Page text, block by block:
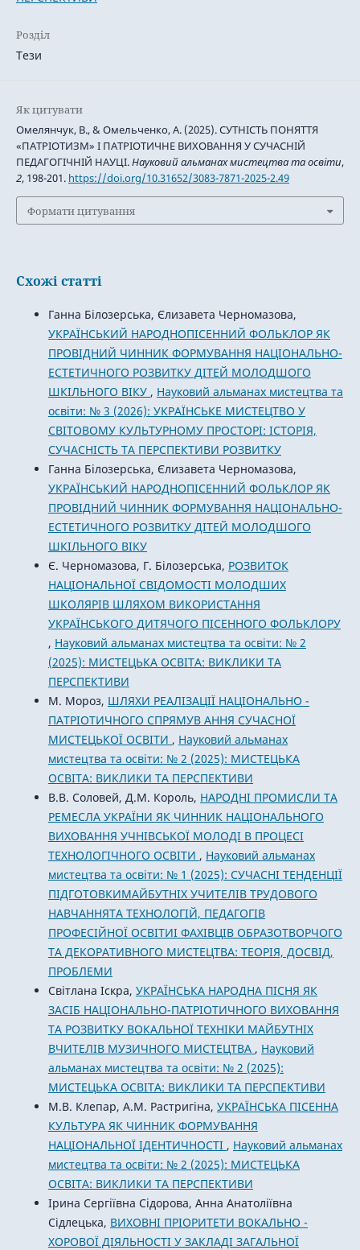
Розділ
Тези
Як цитувати
Омелянчук, В., & Омельченко, А. (2025). СУТНІСТЬ ПОНЯТТЯ
«ПАТРІОТИЗМ» І ПАТРІОТИЧНЕ ВИХОВАННЯ У СУЧАСНІЙ
ПЕДАГОГІЧНІЙ НАУЦІ.Науковий альманах мистецтва та освіти,
2, 198-201. https://doi.org/10.31652/3083-7871-2025-2.49
Формати цитування
Схожі статті
Ганна Білозерська, Єлизавета Черномазова,
УКРАЇНСЬКИЙ НАРОДНОПІСЕННИЙ ФОЛЬКЛОР ЯК
ПРОВІДНИЙ ЧИННИК ФОРМУВАННЯ НАЦІОНАЛЬНО-
ЕСТЕТИЧНОГО РОЗВИТКУ ДІТЕЙ МОЛОДШОГО
ШКІЛЬНОГО ВІКУ , Науковий альманах мистецтва та
освіти: № 3 (2026): УКРАЇНСЬКЕ МИСТЕЦТВО У
СВІТОВОМУ КУЛЬТУРНОМУ ПРОСТОРІ: ІСТОРІЯ,
СУЧАСНІСТЬ ТА ПЕРСПЕКТИВИ РОЗВИТКУ
Ганна Білозерська, Єлизавета Черномазова,
УКРАЇНСЬКИЙ НАРОДНОПІСЕННИЙ ФОЛЬКЛОР ЯК
ПРОВІДНИЙ ЧИННИК ФОРМУВАННЯ НАЦІОНАЛЬНО-
ЕСТЕТИЧНОГО РОЗВИТКУ ДІТЕЙ МОЛОДШОГО
ШКІЛЬНОГО ВІКУ
Є. Черномазова, Г. Білозерська, РОЗВИТОК
НАЦІОНАЛЬНОЇ СВІДОМОСТІ МОЛОДШИХ
ШКОЛЯРІВ ШЛЯХОМ ВИКОРИСТАННЯ
УКРАЇНСЬКОГО ДИТЯЧОГО ПІСЕННОГО ФОЛЬКЛОРУ
, Науковий альманах мистецтва та освіти: № 2
(2025): МИСТЕЦЬКА ОСВІТА: ВИКЛИКИ ТА
ПЕРСПЕКТИВИ
М. Мороз, ШЛЯХИ РЕАЛІЗАЦІЇ НАЦІОНАЛЬНО -
ПАТРІОТИЧНОГО СПРЯМУВ АННЯ СУЧАСНОЇ
МИСТЕЦЬКОЇ ОСВІТИ , Науковий альманах
мистецтва та освіти: № 2 (2025): МИСТЕЦЬКА
ОСВІТА: ВИКЛИКИ ТА ПЕРСПЕКТИВИ
В.В. Соловей, Д.М. Король, НАРОДНІ ПРОМИСЛИ ТА
РЕМЕСЛА УКРАЇНИ ЯК ЧИННИК НАЦІОНАЛЬНОГО
ВИХОВАННЯ УЧНІВСЬКОЇ МОЛОДІ В ПРОЦЕСІ
ТЕХНОЛОГІЧНОГО ОСВІТИ , Науковий альманах
мистецтва та освіти: № 1 (2025): СУЧАСНІ ТЕНДЕНЦІЇ
ПІДГОТОВКИМАЙБУТНІХ УЧИТЕЛІВ ТРУДОВОГО
НАВЧАННЯТА ТЕХНОЛОГІЙ, ПЕДАГОГІВ
ПРОФЕСІЙНОЇ ОСВІТИІ ФАХІВЦІВ ОБРАЗОТВОРЧОГО
ТА ДЕКОРАТИВНОГО МИСТЕЦТВА: ТЕОРІЯ, ДОСВІД,
ПРОБЛЕМИ
Світлана Іскра, УКРАЇНСЬКА НАРОДНА ПІСНЯ ЯК
ЗАСІБ НАЦІОНАЛЬНО-ПАТРІОТИЧНОГО ВИХОВАННЯ
ТА РОЗВИТКУ ВОКАЛЬНОЇ ТЕХНІКИ МАЙБУТНІХ
ВЧИТЕЛІВ МУЗИЧНОГО МИСТЕЦТВА , Науковий
альманах мистецтва та освіти: № 2 (2025):
МИСТЕЦЬКА ОСВІТА: ВИКЛИКИ ТА ПЕРСПЕКТИВИ
М.В. Клепар, А.М. Растригіна, УКРАЇНСЬКА ПІСЕННА
КУЛЬТУРА ЯК ЧИННИК ФОРМУВАННЯ
НАЦІОНАЛЬНОЇ ІДЕНТИЧНОСТІ , Науковий альманах
мистецтва та освіти: № 2 (2025): МИСТЕЦЬКА
ОСВІТА: ВИКЛИКИ ТА ПЕРСПЕКТИВИ
Ірина Сергіївна Сідорова, Анна Анатоліївна
Сідлецька, ВИХОВНІ ПРІОРИТЕТИ ВОКАЛЬНО -
ХОРОВОЇ ДІЯЛЬНОСТІ У ЗАКЛАДІ ЗАГАЛЬНОЇ